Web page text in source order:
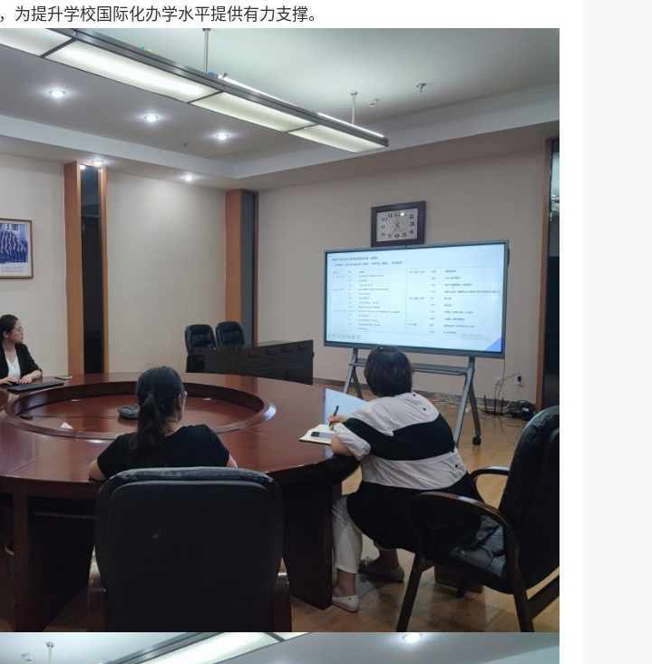
为提升学校国际化办学水平提供有力支撑。